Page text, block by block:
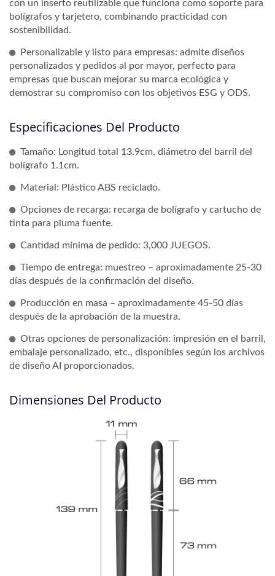
con un inserto reutilizable que funciona como soporte para
bolígrafos y tarjetero, combinando practicidad con
sostenibilidad.
Personalizable y listo para empresas: admite diseños
personalizados y pedidos al por mayor, perfecto para
empresas que buscan mejorar su marca ecológica y
demostrar su compromiso con los objetivos ESG y ODS.
Especificaciones Del Producto
Tamaño: Longitud total 13.9cm, diámetro del barril del
bolígrafo 1.1cm.
Material: Plástico ABS reciclado.
Opciones de recarga: recarga de bolígrafo y cartucho de
tinta para pluma fuente.
Cantidad mínima de pedido: 3,000 JUEGOS.
Tiempo de entrega: muestreo – aproximadamente 25-30
días después de la confirmación del diseño.
Producción en masa – aproximadamente 45-50 días
después de la aprobación de la muestra.
Otras opciones de personalización: impresión en el barril,
embalaje personalizado, etc., disponibles según los archivos
de diseño AI proporcionados.
Dimensiones Del Producto